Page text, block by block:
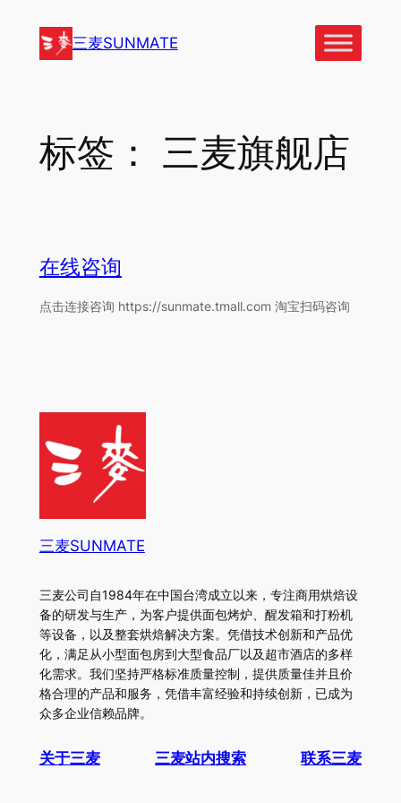
三麦SUNMATE
标签： 三麦旗舰店
在线咨询
点击连接咨询 https://sunmate.tmall.com 淘宝扫码咨询
三麦SUNMATE
三麦公司自1984年在中国台湾成立以来，专注商用烘焙设
备的研发与生产，为客户提供面包烤炉、醒发箱和打粉机
等设备，以及整套烘焙解决方案。凭借技术创新和产品优
化，满足从小型面包房到大型食品厂以及超市酒店的多样
化需求。我们坚持严格标准质量控制，提供质量佳并且价
格合理的产品和服务，凭借丰富经验和持续创新，已成为
众多企业信赖品牌。
关于三麦 三麦站内搜索 联系三麦